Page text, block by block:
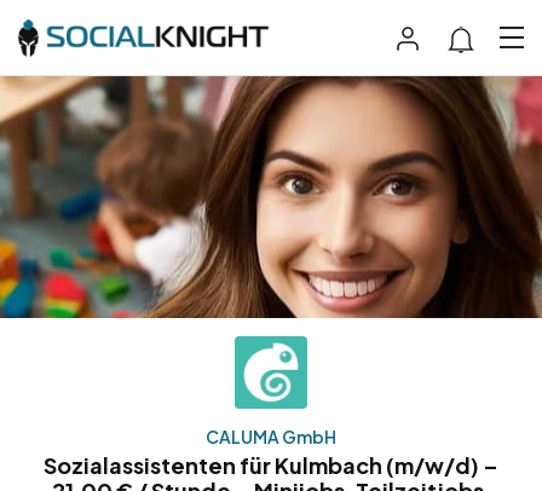
CALUMA GmbH
Sozialassistenten für Kulmbach (m/w/d) –